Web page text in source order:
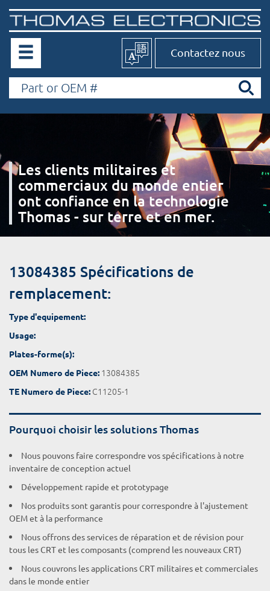
Contactez nous
Les clients militaires et
commerciaux du monde entier
ont confiance en la technologie
Thomas - sur terre et en mer.
13084385 Spécifications de
remplacement:
Type d'equipement:
Usage:
Plates-forme(s):
OEM Numero de Piece: 13084385
TE Numero de Piece: C11205-1
Pourquoi choisir les solutions Thomas
Nous pouvons faire correspondre vos spécifications à notre
inventaire de conception actuel
Développement rapide et prototypage
Nos produits sont garantis pour correspondre à l'ajustement
OEM et à la performance
Nous offrons des services de réparation et de révision pour
tous les CRT et les composants (comprend les nouveaux CRT)
Nous couvrons les applications CRT militaires et commerciales
dans le monde entier